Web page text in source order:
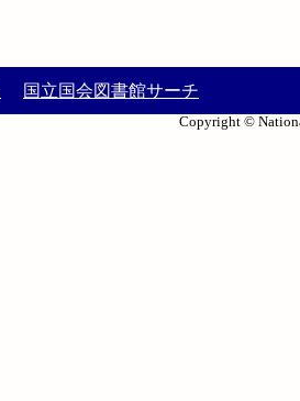
国立国会図書館サーチ
Copyright ©